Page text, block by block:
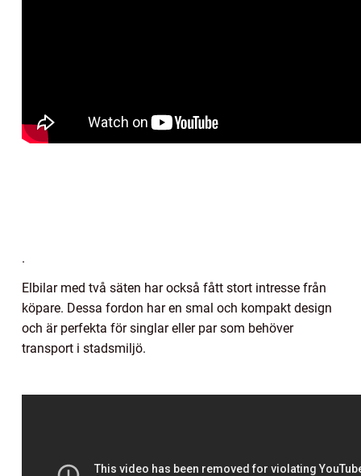
.
Elbilar med två säten har också fått stort intresse från
köpare. Dessa fordon har en smal och kompakt design
och är perfekta för singlar eller par som behöver
transport i stadsmiljö.